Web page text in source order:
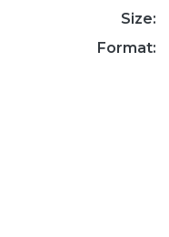
Size:
Format: